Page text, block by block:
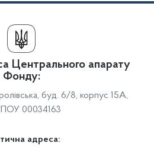
Центрального апарату
Фонду:
буд. 6/8, корпус 15А,
00034163
адреса: